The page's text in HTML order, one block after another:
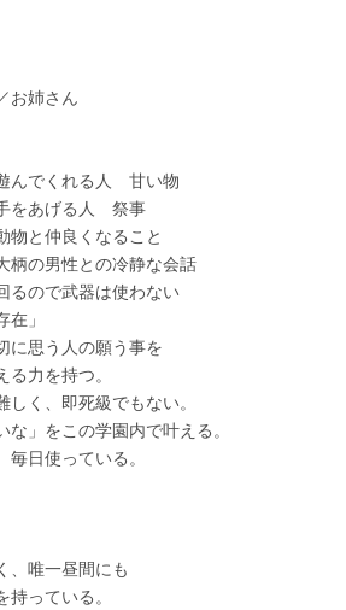
お姉さん
んでくれる人　甘い物
をあげる人　祭事
物と仲良くなること
柄の男性との冷静な会話
るので武器は使わない
」
に思う人の願う事を
力を持つ。
く、即死級でもない。
」をこの学園内で叶える。
日使っている。
、唯一昼間にも
っている。